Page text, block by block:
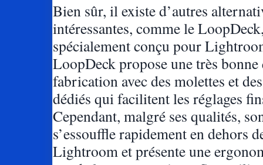
Bien sûr, il existe d’autres
intéressantes, comme le
spécialement conçu pour
LoopDeck propose une très
fabrication avec des molettes et
dédiés qui facilitent les réglages
Cependant, malgré ses qualités,
s’essouffle rapidement en dehors
Lightroom et présente une